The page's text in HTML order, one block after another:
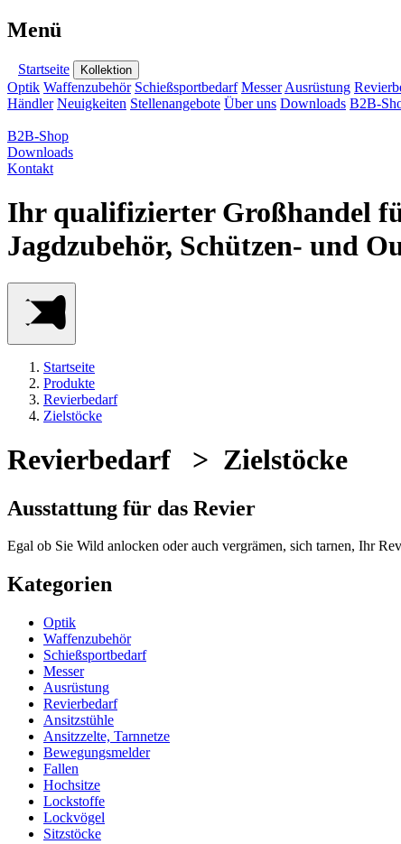
Menü
Startseite Kollektion
Optik Waffenzubehör Schießsportbedarf Messer Ausrüstung
Händler Neuigkeiten Stellenangebote Über uns Downloads B2B-
B2B-Shop
Downloads
Kontakt
Ihr qualifizierter Großhandel
Jagdzubehör, Schützen- und
Startseite
Produkte
Revierbedarf
Zielstöcke
Revierbedarf > Zielstöcke
Ausstattung für das Revier
Egal ob Sie Wild anlocken oder auch vergrämen, sich tarnen, Ihr
Kategorien
Optik
Waffenzubehör
Schießsportbedarf
Messer
Ausrüstung
Revierbedarf
Ansitzstühle
Ansitzzelte, Tarnnetze
Bewegungsmelder
Fallen
Hochsitze
Lockstoffe
Lockvögel
Sitzstöcke